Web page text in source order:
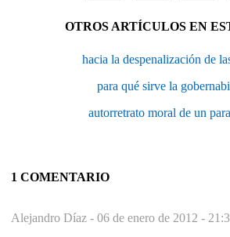
OTROS ARTÍCULOS EN
hacia la despenalización de
para qué sirve la
autorretrato moral de un
1 COMENTARIO
Alejandro Díaz - 06 de enero de 2012 -